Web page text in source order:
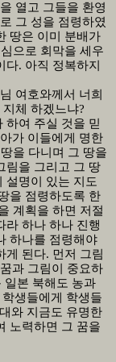
열고 그들을 환영
그 성을 점령하였
땅은 이미 분배가
으로 회막을 세우
다. 아직 정복하지
여호와께서 너희
체 하겠느냐?
하여 주실 것을 믿
가 이들에게 명한
을 다니며 그 땅을
림을 그리고 그 땅
설명이 있는 지도
을 점령하도록 한
계획을 하면 저절
라 하나 하나 진행
하나를 점령해야
게 된다. 먼저 그림
꿈과 그림이 중요하
일본 북해도 농과
생들에게 학생들
와 지금도 유명한
노력하면 그 꿈을